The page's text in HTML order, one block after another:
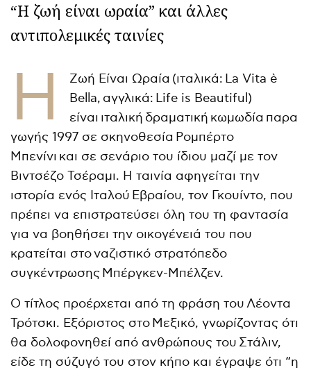
“Η ζωή είναι ωραία” και άλλες
αντιπολεμικές ταινίες
Η
Ζωή Είναι Ωραία (ιταλικά: La Vita è
Bella, αγγλικά: Life is Beautiful)
είναι ιταλική δραματική κωμωδία παρα
γωγής 1997 σε σκηνοθεσία Ρομπέρτο
Μπενίνι και σε σενάριο του ίδιου μαζί με τον
Βιντσέζο Τσέραμι. Η ταινία αφηγείται την
ιστορία ενός Ιταλού Εβραίου, τον Γκουίντο, που
πρέπει να επιστρατεύσει όλη του τη φαντασία
για να βοηθήσει την οικογένειά του που
κρατείται στο ναζιστικό στρατόπεδο
συγκέντρωσης Μπέργκεν-Μπέλζεν.
Ο τίτλος προέρχεται από τη φράση του Λέοντα
Τρότσκι. Εξόριστος στο Μεξικό, γνωρίζοντας ότι
θα δολοφονηθεί από ανθρώπους του Στάλιν,
είδε τη σύζυγό του στον κήπο και έγραψε ότι “η